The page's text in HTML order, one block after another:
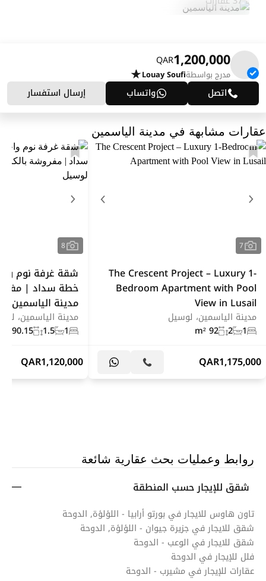
1,200,000
QAR
مدرج بواسطةLouay Soufi
اتصل واتساب إرسال استفسار
عقارات مشابهة في مدينة الياسمين
7
The Crescent Project – Luxury 1-
Bedroom Apartment with Pool
View in Lusail
مدينة الياسمين، لوسيل
1
2
92 m²
1,175,000
QAR
8
شقة غرفة نوم
خطة سداد |
مدينة الياسمين،
مدينة الياسمين،
1
1.5
90.15 m²
1,120,000
QAR
روابط وعمليات بحث عقارية شائعة
شقق للإيجار حسب المنطقة
تاون هاوس للايجار في بورتو أرابيا - اللؤلؤة, الدوحة
شقق للايجار في جزيرة جيوان - اللؤلؤة, الدوحة
شقق للايجار في الوعب - الدوحة
فلل للإيجار في الدوحة
عقارات للإيجار في مشيرب - الدوحة